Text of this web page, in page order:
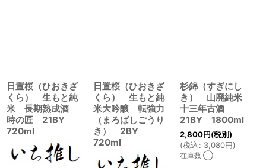
日置桜（ひおきざ
くら） 生もと純
米 長期熟成酒
時の匠 21BY
720ml
日置桜（ひおきざ
くら） 生もと純
米大吟醸 転強力
（まろばしごうり
き） 2BY
720ml
杉錦（すぎにし
き） 山廃純米
十三年古酒
21BY 1800ml
2,800円(税別)
(税込: 3,080円)
在庫数 ◯